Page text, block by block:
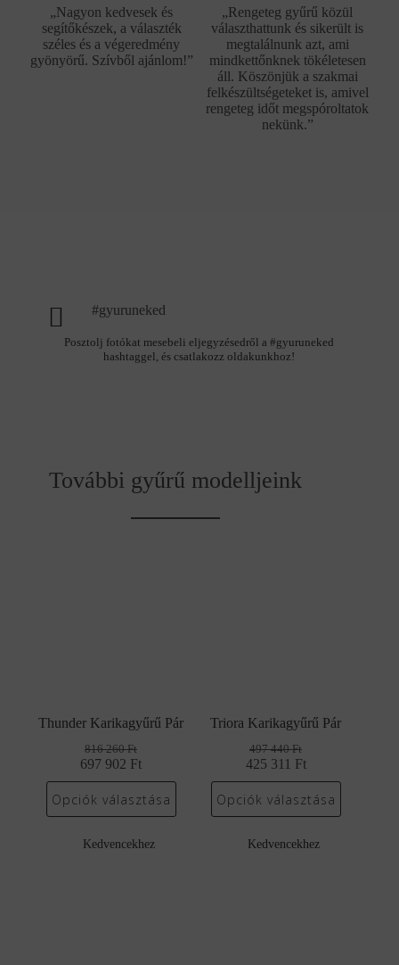
„Nagyon kedvesek és
segítőkészek, a választék
széles és a végeredmény
gyönyörű. Szívből ajánlom!”
„Rengeteg gyűrű közül
választhattunk és sikerült is
megtalálnunk azt, ami
mindkettőnknek tökéletesen
áll. Köszönjük a szakmai
felkészültségeteket is, amivel
rengeteg időt megspóroltatok
nekünk.”
#gyuruneked
Posztolj fotókat mesebeli eljegyzésedről a #gyuruneked
hashtaggel, és csatlakozz oldakunkhoz!
További gyűrű modelljeink
Thunder Karikagyűrű Pár
816 260Ft
Original
price
was:
697 902 Ft
Current
price
is:
Opciók választása
Kedvencekhez
Triora Karikagyűrű Pár
497 440Ft
Original
price
was:
425 311 Ft
Current
price
is:
Opciók választása
Kedvencekhez